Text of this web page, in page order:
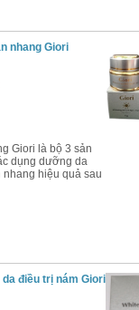
nhang Giori
Giori là bộ 3 sản
dụng dưỡng da
nhang hiệu quả sau
điều trị nám Giori